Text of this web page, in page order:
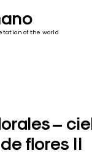
of the world
–
flores II